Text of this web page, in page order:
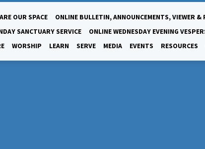
OUR SPACE
ONLINE BULLETIN, ANNOUNCEMENTS, VIEWER &
SANCTUARY SERVICE
ONLINE WEDNESDAY EVENING
WORSHIP LEARN SERVE MEDIA EVENTS RESOURCES